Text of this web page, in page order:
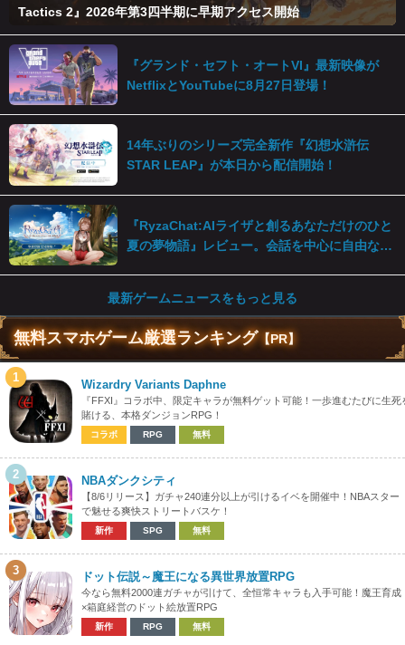
Tactics 2』2026年第3四半期に早期アクセス開始
『グランド・セフト・オートVI』最新映像が
NetflixとYouTubeに8月27日登場！
14年ぶりのシリーズ完全新作『幻想水滸伝
STAR LEAP』が本日から配信開始！
『RyzaChat:AIライザと創るあなただけのひと
夏の夢物語』レビュー。会話を中心に自由な冒
最新ゲームニュースをもっと見る
無料スマホゲーム厳選ランキング【PR】
1
Wizardry Variants Daphne
『FFXI』コラボ中、限定キャラが無料ゲット可能！一歩進むたびに生死
賭ける、本格ダンジョンRPG！
コラボ RPG 無料
2 NBAダンクシティ
【8/6リリース】ガチャ240連分以上が引けるイベを開催中！NBAスター
で魅せる爽快ストリートバスケ！
新作 SPG 無料
3 ドット伝説～魔王になる異世界放置RPG
今なら無料2000連ガチャが引けて、全恒常キャラも入手可能！魔王育成
×箱庭経営のドット絵放置RPG
新作 RPG 無料